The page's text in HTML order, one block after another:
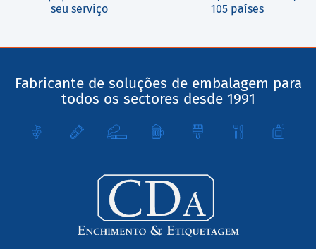
seu serviço
105 países
Fabricante de soluções de embalagem para
todos os sectores desde 1991